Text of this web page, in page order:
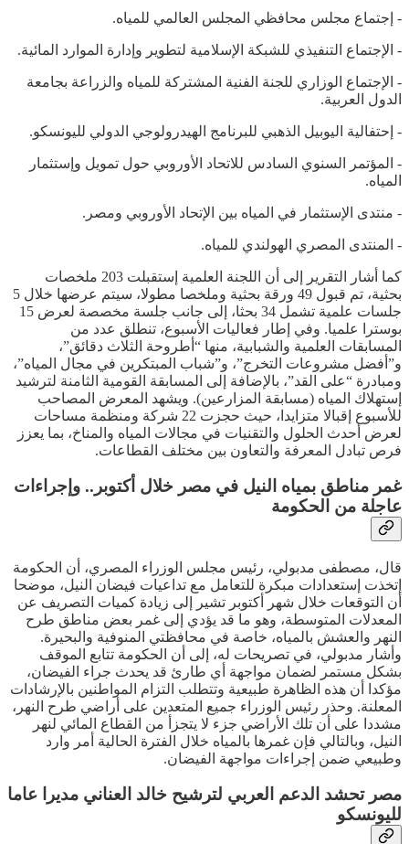
- إجتماع مجلس محافظي المجلس العالمي للمياه.
- الإجتماع التنفيذي للشبكة الإسلامية لتطوير وإدارة الموارد المائية.
- الإجتماع الوزاري للجنة الفنية المشتركة للمياه والزراعة بجامعة
الدول العربية.
- إحتفالية اليوبيل الذهبي للبرنامج الهيدرولوجي الدولي لليونسكو.
- المؤتمر السنوي السادس للاتحاد الأوروبي حول تمويل وإستثمار
المياه.
- منتدى الإستثمار في المياه بين الإتحاد الأوروبي ومصر.
- المنتدى المصري الهولندي للمياه.
كما أشار التقرير إلى أن اللجنة العلمية إستقبلت 203 ملخصات
بحثية، تم قبول 49 ورقة بحثية وملخصا مطولا، سيتم عرضها خلال 5
جلسات علمية تشمل 34 بحثا، إلى جانب جلسة مخصصة لعرض 15
بوسترا علميا. وفي إطار فعاليات الأسبوع، تنطلق عدد من
المسابقات العلمية والشبابية، منها “أطروحة الثلاث دقائق”،
و”أفضل مشروعات التخرج”، و”شباب المبتكرين في مجال المياه”،
ومبادرة “على القد”، بالإضافة إلى المسابقة القومية الثامنة لترشيد
إستهلاك المياه (مسابقة المزارعين). ويشهد المعرض المصاحب
للأسبوع إقبالا متزايدا، حيث حجزت 22 شركة ومنظمة مساحات
لعرض أحدث الحلول والتقنيات في مجالات المياه والمناخ، بما يعزز
فرص تبادل المعرفة والتعاون بين مختلف القطاعات.
غمر مناطق بمياه النيل في مصر خلال أكتوبر.. وإجراءات
عاجلة من الحكومة
قال، مصطفى مدبولي، رئيس مجلس الوزراء المصري، أن الحكومة
إتخذت إستعدادات مبكرة للتعامل مع تداعيات فيضان النيل، موضحا
أن التوقعات خلال شهر أكتوبر تشير إلى زيادة كميات التصريف عن
المعدلات المتوسطة، وهو ما قد يؤدي إلى غمر بعض مناطق طرح
النهر والعشش بالمياه، خاصة في محافظتي المنوفية والبحيرة.
وأشار مدبولي، في تصريحات له، إلى أن الحكومة تتابع الموقف
بشكل مستمر لضمان مواجهة أي طارئ قد يحدث جراء الفيضان،
مؤكدا أن هذه الظاهرة طبيعية وتتطلب التزام المواطنين بالإرشادات
المعلنة. وحذر رئيس الوزراء جميع المتعدين على أراضي طرح النهر،
مشددا على أن تلك الأراضي جزء لا يتجزأ من القطاع المائي لنهر
النيل، وبالتالي فإن غمرها بالمياه خلال الفترة الحالية أمر وارد
وطبيعي ضمن إجراءات مواجهة الفيضان.
مصر تحشد الدعم العربي لترشيح خالد العناني مديرا عاما
لليونسكو